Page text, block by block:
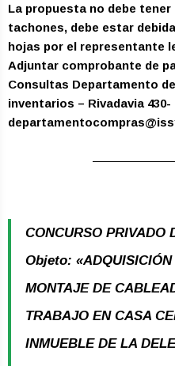
La propuesta no debe
tachones, debe estar
hojas por el representante
Adjuntar comprobante de
Consultas Departamento
inventarios – Rivadavia 430-
CONCURSO PRIVADO
Objeto:
MONTAJE DE
TRABAJO EN CASA
INMUEBLE DE LA